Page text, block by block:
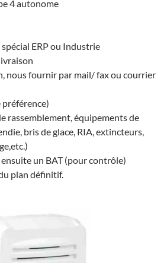
4 autonome
ERP ou Industrie
nous fournir par mail/ fax ou courrier
préférence)
rassemblement, équipements de
bris de glace, RIA, extincteurs,
un BAT (pour contrôle)
plan définitif.